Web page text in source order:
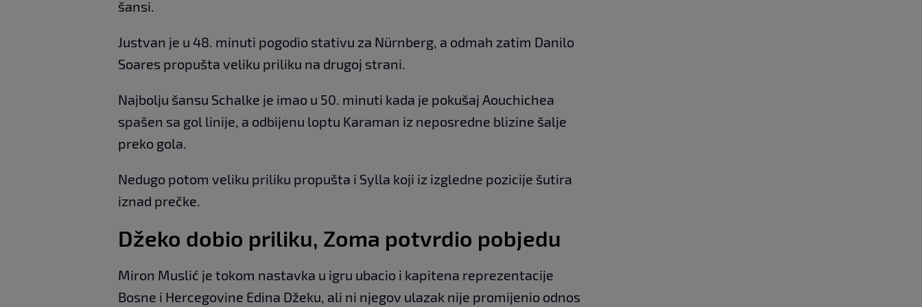
šansi.
Justvan je u 48. minuti pogodio stativu za Nürnberg, a odmah zatim Danilo
Soares propušta veliku priliku na drugoj strani.
Najbolju šansu Schalke je imao u 50. minuti kada je pokušaj Aouchichea
spašen sa gol linije, a odbijenu loptu Karaman iz neposredne blizine šalje
preko gola.
Nedugo potom veliku priliku propušta i Sylla koji iz izgledne pozicije šutira
iznad prečke.
Džeko dobio priliku, Zoma potvrdio pobjedu
Miron Muslić je tokom nastavka u igru ubacio i kapitena reprezentacije
Bosne i Hercegovine Edina Džeku, ali ni njegov ulazak nije promijenio odnos